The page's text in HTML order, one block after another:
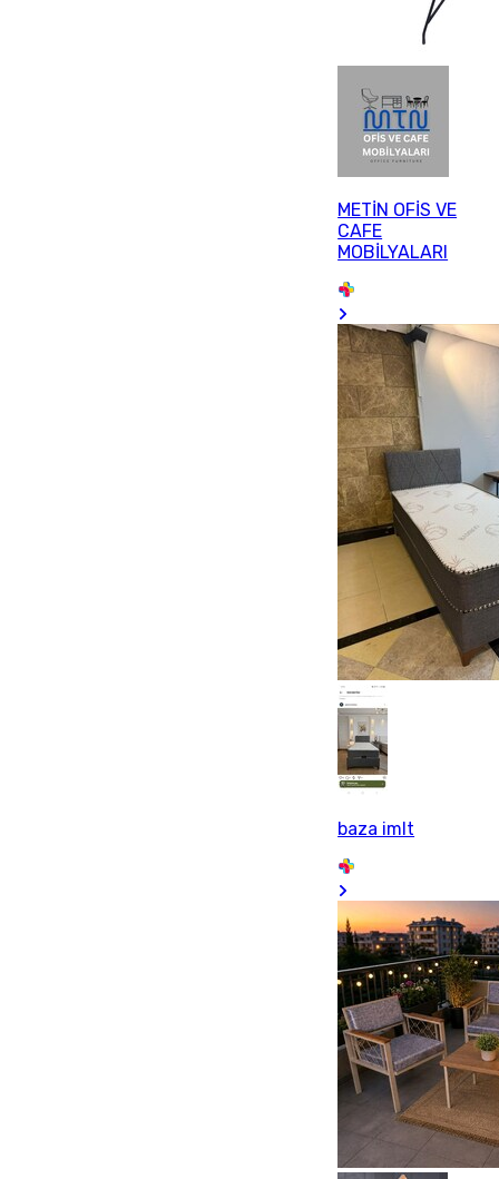
METİN OFİS VE
CAFE
MOBİLYALARI
baza imlt